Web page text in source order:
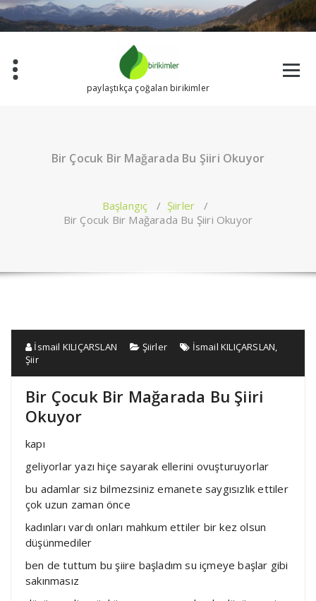
İçeriğe
geç
paylaştıkça çoğalan birikimler
Bir Çocuk Bir Mağarada Bu Şiiri Okuyor
Başlangıç / Şiirler /
Bir Çocuk Bir Mağarada Bu Şiiri Okuyor
İsmail KILIÇARSLAN Şiirler İsmail KILIÇARSLAN,
Şiir
Bir Çocuk Bir Mağarada Bu Şiiri
Okuyor
kapı
geliyorlar yazı hiçe sayarak ellerini ovuşturuyorlar
bu adamlar siz bilmezsiniz emanete saygısızlık ettiler
çok uzun zaman önce
kadınları vardı onları mahkum ettiler bir kez olsun
düşünmediler
ben de tuttum bu şiire başladım su içmeye başlar gibi
sakınmasız